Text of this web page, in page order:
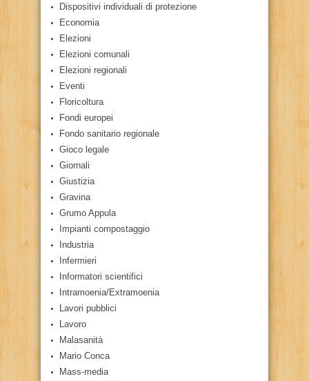
Dispositivi individuali di protezione
Economia
Elezioni
Elezioni comunali
Elezioni regionali
Eventi
Floricoltura
Fondi europei
Fondo sanitario regionale
Gioco legale
Giornali
Giustizia
Gravina
Grumo Appula
Impianti compostaggio
Industria
Infermieri
Informatori scientifici
Intramoenia/Extramoenia
Lavori pubblici
Lavoro
Malasanità
Mario Conca
Mass-media